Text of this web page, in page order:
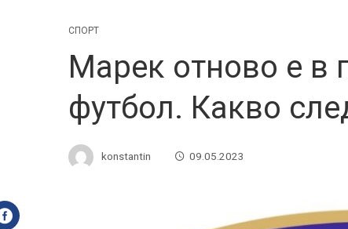
СПОРТ
Марек отново е в
футбол. Какво
konstantin 09.05.2023